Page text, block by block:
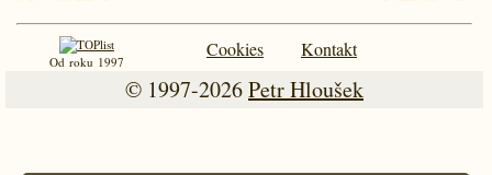
Od roku 1997
Cookies Kontakt
© 1997-2026Petr Hloušek